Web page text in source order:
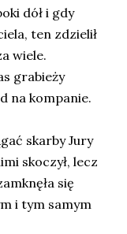
dół i gdy
ten zdzielił
wiele.
grabieży
na kompanie.
skarby Jury
skoczył, lecz
się
i tym samym